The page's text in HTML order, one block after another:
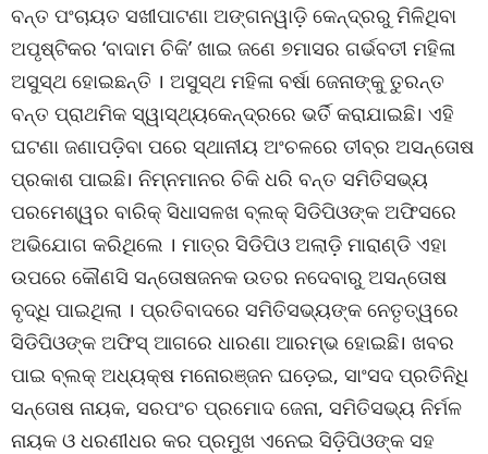
ବନ୍ତ ପଂଚାୟତ ସଖୀପାଟଣା ଅଙ୍ଗନୱାଡ଼ି କେନ୍ଦ୍ରରୁ ମିଳିଥିବା
ଅପୃଷ୍ଟିକର ‘ବାଦାମ ଚିକି’ ଖାଇ ଜଣେ ୭ମାସର ଗର୍ଭବତୀ ମହିଳା
ଅସୁସ୍ଥ ହୋଇଛନ୍ତି । ଅସୁସ୍ଥ ମହିଳା ବର୍ଷା ଜେନାଙ୍କୁ ତୁରନ୍ତ
ବନ୍ତ ପ୍ରାଥମିକ ସ୍ୱାସ୍ଥ୍ୟକେନ୍ଦ୍ରରେ ଭର୍ତି କରାଯାଇଛି। ଏହି
ଘଟଣା ଜଣାପଡ଼ିବା ପରେ ସ୍ଥାନୀୟ ଅଂଚଳରେ ତୀବ୍ର ଅସନ୍ତୋଷ
ପ୍ରକାଶ ପାଇଛି। ନିମ୍ନମାନର ଚିକି ଧରି ବନ୍ତ ସମିତିସଭ୍ୟ
ପରମେଶ୍ୱର ବାରିକ୍ ସିଧାସଳଖ ବ୍ଲକ୍ ସିଡିପିଓଙ୍କ ଅଫିସରେ
ଅଭିଯୋଗ କରିଥିଲେ । ମାତ୍ର ସିଡିପିଓ ଅଲାଡ଼ି ମାରାଣ୍ଡି ଏହା
ଉପରେ କୌଣସି ସନ୍ତୋଷଜନକ ଉତର ନଦେବାରୁ ଅସନ୍ତୋଷ
ବୃଦ୍ଧି ପାଇଥିଲା । ପ୍ରତିବାଦରେ ସମିତିସଭ୍ୟଙ୍କ ନେତୃତ୍ୱରେ
ସିଡିପିଓଙ୍କ ଅଫିସ୍ ଆଗରେ ଧାରଣା ଆରମ୍ଭ ହୋଇଛି। ଖବର
ପାଇ ବ୍ଲକ୍ ଅଧ୍ୟକ୍ଷ ମନୋରଞ୍ଜନ ଘଡ଼େଇ, ସାଂସଦ ପ୍ରତିନିଧି
ସନ୍ତୋଷ ନାୟକ, ସରପଂଚ ପ୍ରମୋଦ ଜେନା, ସମିତିସଭ୍ୟ ନିର୍ମଳ
ନାୟକ ଓ ଧରଣୀଧର କର ପ୍ରମୁଖ ଏନେଇ ସିଡ଼ିପିଓଙ୍କ ସହ